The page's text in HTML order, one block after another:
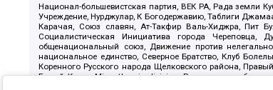
Национал-большевистская партия, ВЕК РА, Рада земли
Учреждение, Нурджулар, К Богодержавию, Таблиги
Карачая, Союз славян, Ат-Такфир Валь-Хиджра, Пит
Социалистическая Инициатива города Череповца,
общенациональный союз, Движение против
национальное единство, Северное Братство, Клуб
Коренного Русского народа Щелковского района,
Белый Крест, Misanthropic division, Религиозное